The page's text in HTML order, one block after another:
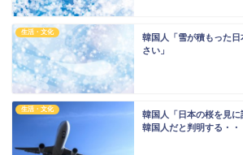
生活・文化
韓国人「雪が積もった
さい」
生活・文化
韓国人「日本の桜を見
韓国人だと判明する・・